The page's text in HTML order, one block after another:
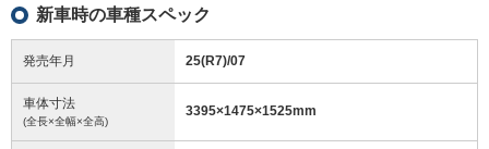
新車時の車種スペック
発売年月 25(R7)/07
車体寸法
(全長×全幅×全高)
3395×1475×1525mm